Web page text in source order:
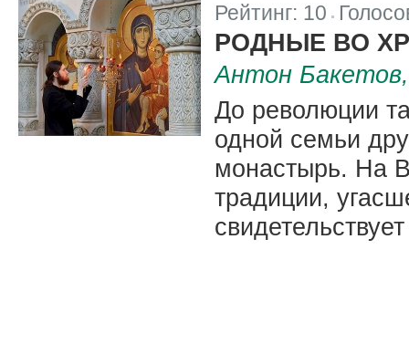
Рейтинг: 10
РОДНЫЕ ВО
Антон
До революции
одной семьи
монастырь. На
традиции,